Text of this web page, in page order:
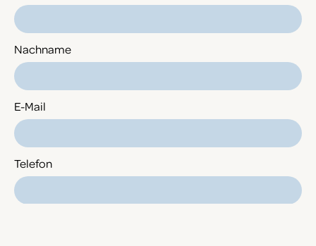
Nachname
E-Mail
Telefon